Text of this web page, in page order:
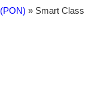
» Smart Class